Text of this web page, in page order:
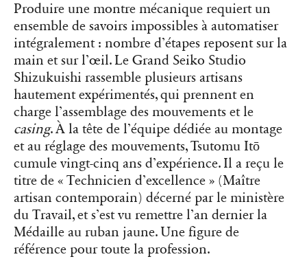
Produire une montre mécanique requiert un
ensemble de savoirs impossibles à automatiser
intégralement : nombre d’étapes reposent sur la
main et sur l’œil. Le Grand Seiko Studio
Shizukuishi rassemble plusieurs artisans
hautement expérimentés, qui prennent en
charge l’assemblage des mouvements et le
casing. À la tête de l’équipe dédiée au montage
et au réglage des mouvements, Tsutomu Itō
cumule vingt-cinq ans d’expérience. Il a reçu le
titre de « Technicien d’excellence » (Maître
artisan contemporain) décerné par le ministère
du Travail, et s’est vu remettre l’an dernier la
Médaille au ruban jaune. Une figure de
référence pour toute la profession.